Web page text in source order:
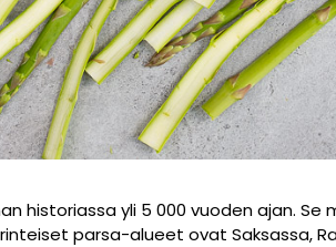
historiassa yli 5 000 vuoden ajan.
parsa-alueet ovat Saksassa,